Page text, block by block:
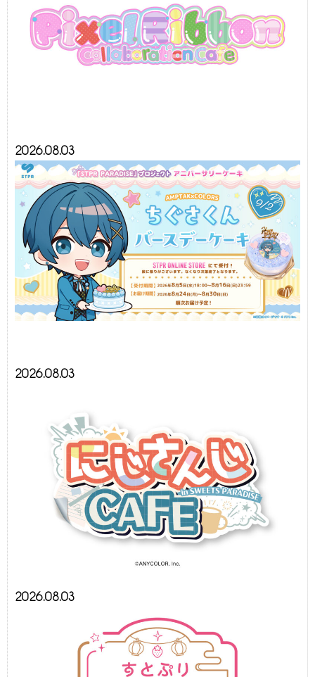
2026.08.03
2026.08.03
2026.08.03